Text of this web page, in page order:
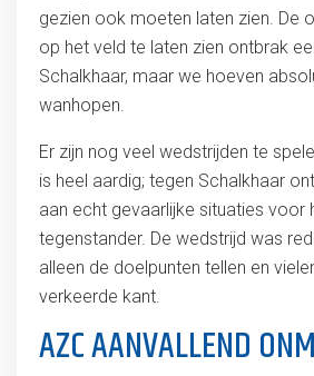
gezien ook moeten laten zien. De
op het veld te laten zien ontbrak
Schalkhaar, maar we hoeven
wanhopen.
Er zijn nog veel wedstrijden te
is heel aardig; tegen Schalkhaar
aan echt gevaarlijke situaties voor
tegenstander. De wedstrijd was
alleen de doelpunten tellen en
verkeerde kant.
AZC AANVALLEND